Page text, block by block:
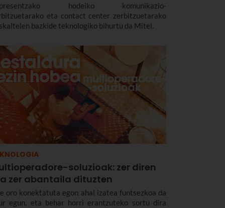
hodeiko komunikazio-
eta contact center zerbitzuetarako
bazkide teknologiko bihurtu da Mitel.
soluzioak: zer diren
zer abantaila dituzten
oro konektatuta egon ahal izatea funtsezkoa da
egun, eta behar horri erantzuteko sortu dira